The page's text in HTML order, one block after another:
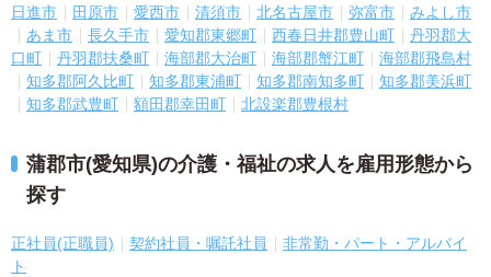
日進市
田原市 愛西市 清須市 北名古屋市 弥富市
みよし市
あま市
長久手市 愛知郡東郷町 西春日井郡豊山町
丹羽郡大
口町
丹羽郡扶桑町 海部郡大治町 海部郡蟹江町
海部郡飛島村
知多郡阿久比町
知多郡東浦町 知多郡南知多町
知多郡美浜町
知多郡武豊町
額田郡幸田町 北設楽郡豊根村
蒲郡市(愛知県)の介護・福祉の求人を雇用形態から
探す
正社員(正職員) 契約社員・嘱託社員
非常勤・パート・アルバイ
ト